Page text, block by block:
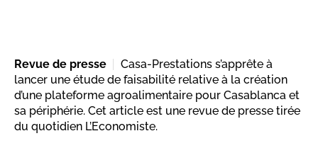
Revue de presse
Casa-Prestations s’apprête à
lancer une étude de faisabilité relative à la création
d’une plateforme agroalimentaire pour Casablanca et
sa périphérie. Cet article est une revue de presse tirée
du quotidien L’Economiste.